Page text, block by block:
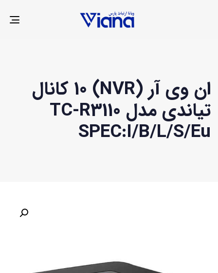
ان وی آر (NVR) 10 کانال
تیاندی مدل TC-R3110
SPEC:I/B/L/S/Eu